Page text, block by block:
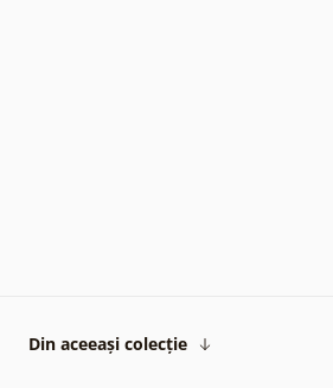
Din aceeași colecție